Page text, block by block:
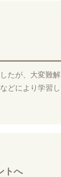
たが、大変難
どにより学習
トへ